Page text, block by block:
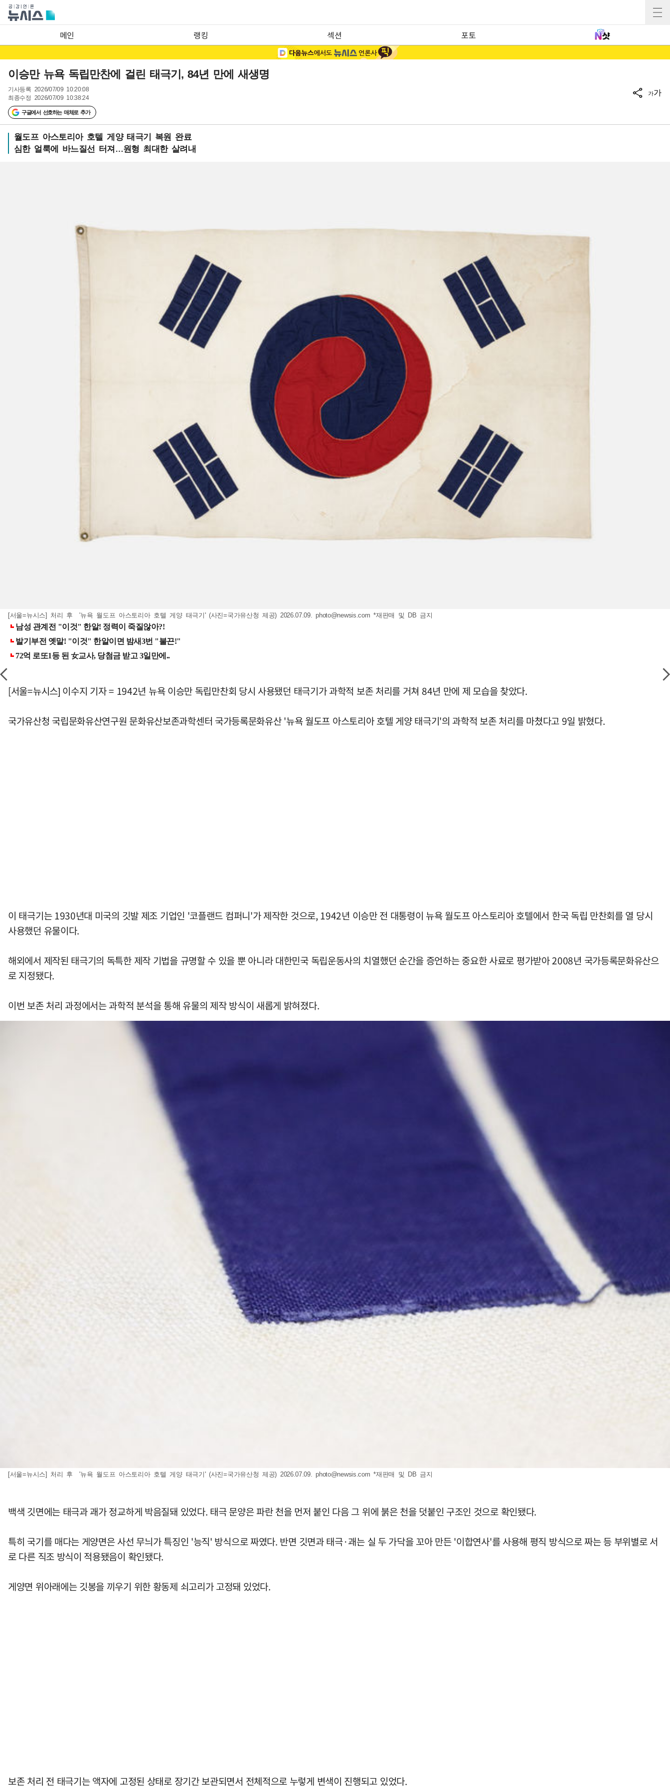
메인 랭킹 섹션 포토
이승만 뉴욕 독립만찬에 걸린 태극기, 84년 만에 새생명
기사등록 2026/07/09 10:20:08
최종수정 2026/07/09 10:38:24
구글에서 선호하는 매체로 추가
가가
월도프 아스토리아 호텔 게양 태극기 복원 완료
심한 얼룩에 바느질선 터져…원형 최대한 살려내
[서울=뉴시스] 처리 후 '뉴욕 월도프 아스토리아 호텔 게양 태극기' (사진=국가유산청 제공) 2026.07.09.photo@newsis.com *재판매 및 DB 금지
[서울=뉴시스] 이수지 기자 = 1942년 뉴욕 이승만 독립만찬회 당시 사용됐던 태극기가 과학적 보존 처리를 거쳐 84년 만에 제 모습을 찾았다.
국가유산청 국립문화유산연구원 문화유산보존과학센터 국가등록문화유산 '뉴욕 월도프 아스토리아 호텔 게양 태극기'의 과학적 보존 처리를 마쳤다고 9일 밝혔다.
이 태극기는 1930년대 미국의 깃발 제조 기업인 '코플랜드 컴퍼니'가 제작한 것으로, 1942년 이승만 전 대통령이 뉴욕 월도프 아스토리아 호텔에서 한국 독립 만찬회를 열 당시
사용했던 유물이다.
해외에서 제작된 태극기의 독특한 제작 기법을 규명할 수 있을 뿐 아니라 대한민국 독립운동사의 치열했던 순간을 증언하는 중요한 사료로 평가받아 2008년 국가등록문화유산으
로 지정됐다.
이번 보존 처리 과정에서는 과학적 분석을 통해 유물의 제작 방식이 새롭게 밝혀졌다.
[서울=뉴시스] 처리 후 '뉴욕 월도프 아스토리아 호텔 게양 태극기' (사진=국가유산청 제공) 2026.07.09.photo@newsis.com *재판매 및 DB 금지
백색 깃면에는 태극과 괘가 정교하게 박음질돼 있었다. 태극 문양은 파란 천을 먼저 붙인 다음 그 위에 붉은 천을 덧붙인 구조인 것으로 확인됐다.
특히 국기를 매다는 게양면은 사선 무늬가 특징인 '능직' 방식으로 짜였다. 반면 깃면과 태극·괘는 실 두 가닥을 꼬아 만든 '이합연사'를 사용해 평직 방식으로 짜는 등 부위별로 서
로 다른 직조 방식이 적용됐음이 확인됐다.
게양면 위아래에는 깃봉을 끼우기 위한 황동제 쇠고리가 고정돼 있었다.
보존 처리 전 태극기는 액자에 고정된 상태로 장기간 보관되면서 전체적으로 누렇게 변색이 진행되고 있었다.